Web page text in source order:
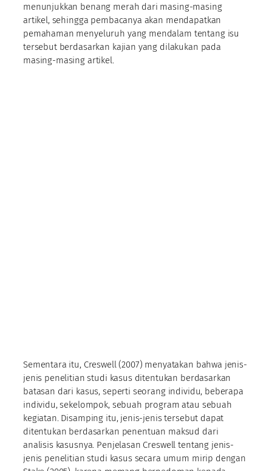
menunjukkan benang merah dari masing-masing
artikel, sehingga pembacanya akan mendapatkan
pemahaman menyeluruh yang mendalam tentang isu
tersebut berdasarkan kajian yang dilakukan pada
masing-masing artikel.
Sementara itu, Creswell (2007) menyatakan bahwa jenis-
jenis penelitian studi kasus ditentukan berdasarkan
batasan dari kasus, seperti seorang individu, beberapa
individu, sekelompok, sebuah program atau sebuah
kegiatan. Disamping itu, jenis-jenis tersebut dapat
ditentukan berdasarkan penentuan maksud dari
analisis kasusnya. Penjelasan Creswell tentang jenis-
jenis penelitian studi kasus secara umum mirip dengan